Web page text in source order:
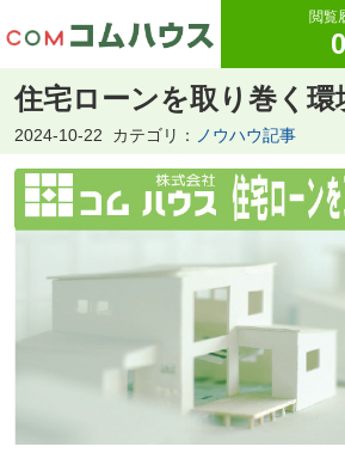
閲覧
0
住宅ローンを取り巻く環
2024-10-22 カテゴリ： ノウハウ記事